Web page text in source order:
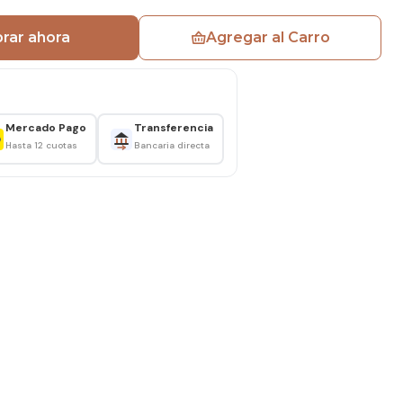
tapizado en tela lino
Agregar al Carro
ahora
Mercado Pago
Hasta 12 cuotas
Transferencia
Bancaria directa